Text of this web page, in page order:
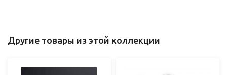
Другие товары из этой коллекции